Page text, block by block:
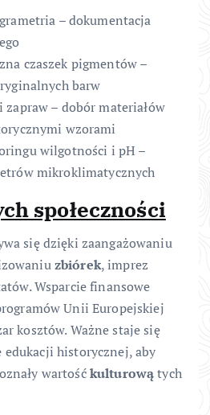
– dokumentacja
czaszek pigmentów –
barw
– dobór materiałów
wzorami
wilgotności i pH –
mikroklimatycznych
społeczności
się dzięki zaangażowaniu
zbiórek, imprez
Wsparcie finansowe
Unii Europejskiej
kosztów. Ważne staje się
historycznej, aby
wartośćkulturowątych